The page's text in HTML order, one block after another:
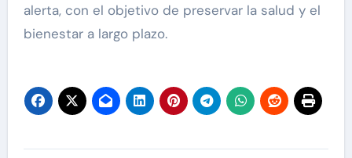
alerta, con el objetivo de preservar la salud y el
bienestar a largo plazo.